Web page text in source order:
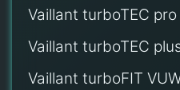
Vaillant turboTEC pro
Vaillant turboTEC
Vaillant turboFIT